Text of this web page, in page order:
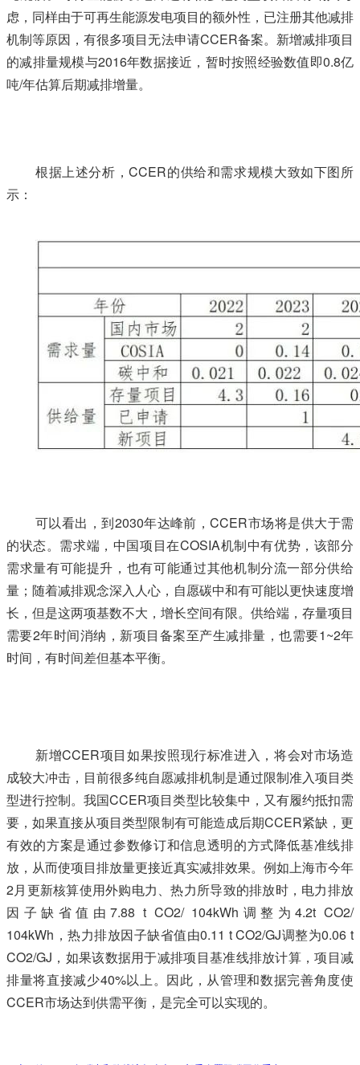
虑，同样由于可再生能源发电项目的额外性，已注册其他减排
机制等原因，有很多项目无法申请CCER备案。新增减排项目
的减排量规模与2016年数据接近，暂时按照经验数值即0.8亿
吨/年估算后期减排增量。
根据上述分析，CCER的供给和需求规模大致如下图所
示：
可以看出，到2030年达峰前，CCER市场将是供大于需
的状态。需求端，中国项目在COSIA机制中有优势，该部分
需求量有可能提升，也有可能通过其他机制分流一部分供给
量；随着减排观念深入人心，自愿碳中和有可能以更快速度增
长，但是这两项基数不大，增长空间有限。供给端，存量项目
需要2年时间消纳，新项目备案至产生减排量，也需要1~2年
时间，有时间差但基本平衡。
新增CCER项目如果按照现行标准进入，将会对市场造
成较大冲击，目前很多纯自愿减排机制是通过限制准入项目类
型进行控制。我国CCER项目类型比较集中，又有履约抵扣需
要，如果直接从项目类型限制有可能造成后期CCER紧缺，更
有效的方案是通过参数修订和信息透明的方式降低基准线排
放，从而使项目排放量更接近真实减排效果。例如上海市今年
2月更新核算使用外购电力、热力所导致的排放时，电力排放
因子缺省值由7.88 t CO2/ 104kWh调整为4.2t CO2/
104kWh，热力排放因子缺省值由0.11 t CO2/GJ调整为0.06 t
CO2/GJ，如果该数据用于减排项目基准线排放计算，项目减
排量将直接减少40%以上。因此，从管理和数据完善角度使
CCER市场达到供需平衡，是完全可以实现的。